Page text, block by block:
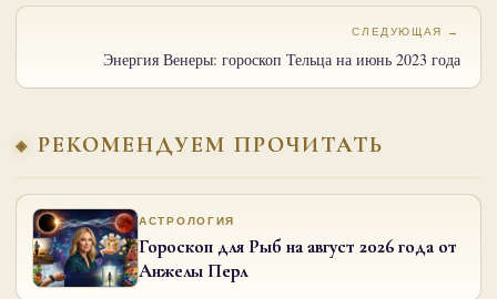
СЛЕДУЮЩАЯ →
Энергия Венеры: гороскоп Тельца на июнь 2023 года
РЕКОМЕНДУЕМ ПРОЧИТАТЬ
АСТРОЛОГИЯ
Гороскоп для Рыб на август 2026 года от
Анжелы Перл